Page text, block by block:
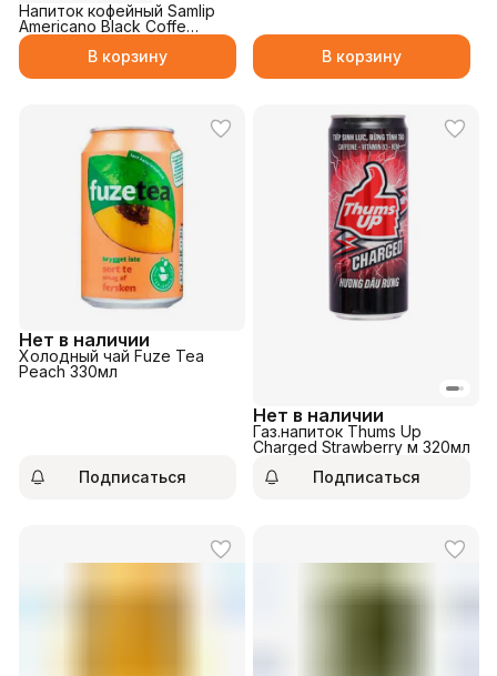
Напиток кофейный Samlip
Americano Black Coffe
230мл
В корзину В корзину
Нет в наличии
Холодный чай Fuze Tea
Peach 330мл
Подписаться
Нет в наличии
Газ.напиток Thums Up
Charged Strawberry м 320мл
Подписаться